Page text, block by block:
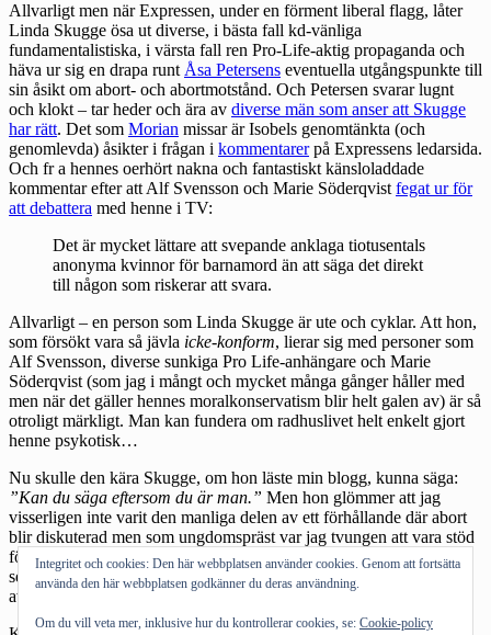
Allvarligt men när Expressen, under en förment liberal flagg, låter
Linda Skugge ösa ut diverse, i bästa fall kd-vänliga
fundamentalistiska, i värsta fall ren Pro-Life-aktig propaganda och
häva ur sig en drapa runtÅsa Petersens eventuella utgångspunkte till
sin åsikt om abort- och abortmotstånd. Och Petersen svarar lugnt
och klokt – tar heder och ära av diverse män som anser att Skugge
har rätt. Det som Morian missar är Isobels genomtänkta (och
genomlevda) åsikter i frågan i kommentarerpå Expressens ledarsida.
Och fr a hennes oerhört nakna och fantastiskt känsloladdade
kommentar efter att Alf Svensson och Marie Söderqvistfegat ur för
att debattera med henne i TV:
Det är mycket lättare att svepande anklaga tiotusentals
anonyma kvinnor för barnamord än att säga det direkt
till någon som riskerar att svara.
Allvarligt – en person som Linda Skugge är ute och cyklar. Att hon,
som försökt vara så jävla icke-konform, lierar sig med personer som
Alf Svensson, diverse sunkiga Pro Life-anhängare och Marie
Söderqvist (som jag i mångt och mycket många gånger håller med
men när det gäller hennes moralkonservatism blir helt galen av) är så
otroligt märkligt. Man kan fundera om radhuslivet helt enkelt gjort
henne psykotisk…
Nu skulle den kära Skugge, om hon läste min blogg, kunna säga:
”Kan du säga eftersom du är man.” Men hon glömmer att jag
visserligen inte varit den manliga delen av ett förhållande där abort
blir diskuterad men som ungdomspräst var jag tvungen att vara stöd
för många unga tjejer som tvunget behövde göra abort – även rätt
sena aborter. Det har aldrig, aldrig varit något lätt beslut för någon
av tjejerna.
Integritet och cookies: Den här webbplatsen använder cookies. Genom att fortsätta
använda den här webbplatsen godkänner du deras användning.
Om du vill veta mer, inklusive hur du kontrollerar cookies, se: Cookie-policy